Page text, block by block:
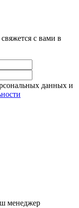
с вами в
данных и
менеджер